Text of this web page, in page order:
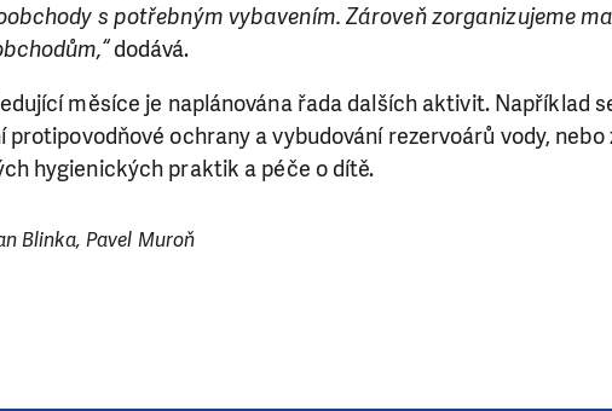
s potřebným vybavením. Zároveň zorganizujeme
dodává.
měsíce je naplánována řada dalších aktivit. Například
protipovodňové ochrany a vybudování rezervoárů vody,
hygienických praktik a péče o dítě.
Blinka, Pavel Muroň